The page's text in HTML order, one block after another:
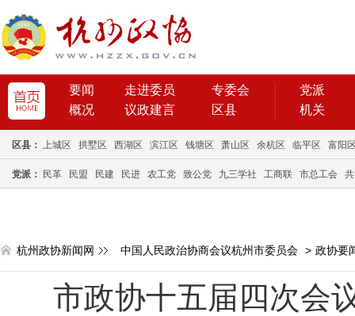
要闻 走进委员
专委会
概况
议政建言 区县
党派
机关
区县： 上城区 拱墅区 西湖区 滨江区 钱塘区 萧山区 余杭区 临平区 富阳
党派： 民革 民盟 民建 民进 农工党 致公党 九三学社 工商联 市总工会
杭州政协新闻网 中国人民政治协商会议杭州市委员会 > 政协要
市政协十五届四次会